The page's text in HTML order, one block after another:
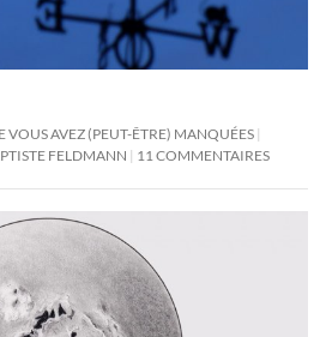
VOUS AVEZ (PEUT-ÊTRE) MANQUÉES
FELDMANN 11 COMMENTAIRES